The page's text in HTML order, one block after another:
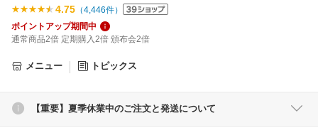
4.75 （4,446件）
ポイントアップ期間中
通常商品2倍 定期購入2倍 頒布会2倍
メニュー トピックス
【重要】夏季休業中のご注文と発送について